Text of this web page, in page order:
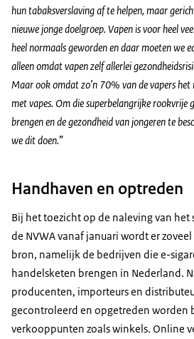
hun tabaksverslaving af te helpen, maar
nieuwe jonge doelgroep.Vapenis voor heel
heel normaals geworden en daar moeten we
alleen omdatvapenzelf allerlei
Maar ook omdat zo’n 70% van devapershet
metvapes. Om die superbelangrijke rookvrije
brengen en de gezondheid van jongeren te
we dit doen.”
Handhaven en optreden
Bij het toezicht op de naleving van
de NVWA vanaf januari wordt er
bron, namelijk de bedrijven die e-
handelsketen brengen in Nederland.
producenten, importeurs en
gecontroleerd en opgetreden worden
verkooppunten zoals winkels. Online